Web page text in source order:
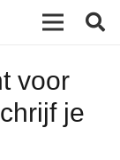
voor
je